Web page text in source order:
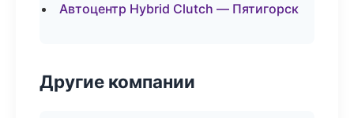
Автоцентр Hybrid Clutch — Пятигорск
Другие компании